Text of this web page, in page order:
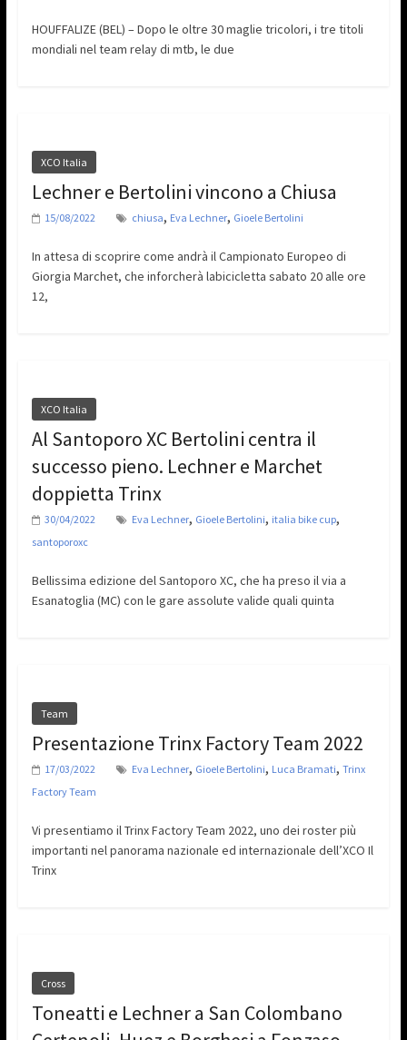
HOUFFALIZE (BEL) – Dopo le oltre 30 maglie tricolori, i tre titoli
mondiali nel team relay di mtb, le due
XCO Italia
Lechner e Bertolini vincono a Chiusa
15/08/2022 chiusa, Eva Lechner, Gioele Bertolini
In attesa di scoprire come andrà il Campionato Europeo di
Giorgia Marchet, che inforcherà labicicletta sabato 20 alle ore
12,
XCO Italia
Al Santoporo XC Bertolini centra il
successo pieno. Lechner e Marchet
doppietta Trinx
30/04/2022 Eva Lechner, Gioele Bertolini, italia bike cup,
santoporoxc
Bellissima edizione del Santoporo XC, che ha preso il via a
Esanatoglia (MC) con le gare assolute valide quali quinta
Team
Presentazione Trinx Factory Team 2022
17/03/2022 Eva Lechner, Gioele Bertolini, Luca Bramati, Trinx
Factory Team
Vi presentiamo il Trinx Factory Team 2022, uno dei roster più
importanti nel panorama nazionale ed internazionale dell’XCO Il
Trinx
Cross
Toneatti e Lechner a San Colombano